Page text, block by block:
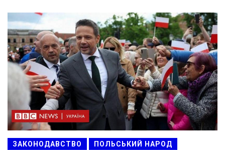
ЗАКОНОДАВСТВО ПОЛЬСЬКИЙ НАРОД